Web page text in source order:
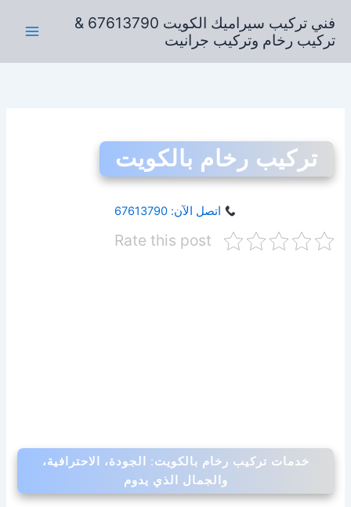
المحتوى
فني تركيب سيراميك الكويت 67613790 &
تركيب رخام وتركيب جرانيت
تركيب رخام بالكويت
اتصل الآن: 67613790
Rate this post
خدمات تركيب رخام بالكويت: الجودة، الاحترافية،
والجمال الذي يدوم